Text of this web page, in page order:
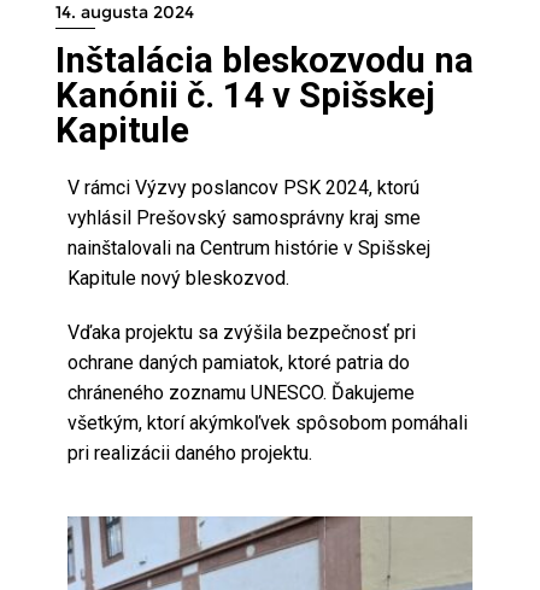
14. augusta 2024
Inštalácia bleskozvodu na
Kanónii č. 14 v Spišskej
Kapitule
V rámci Výzvy poslancov PSK 2024, ktorú
vyhlásil Prešovský samosprávny kraj sme
nainštalovali na Centrum histórie v Spišskej
Kapitule nový bleskozvod.
Vďaka projektu sa zvýšila bezpečnosť pri
ochrane daných pamiatok, ktoré patria do
chráneného zoznamu UNESCO. Ďakujeme
všetkým, ktorí akýmkoľvek spôsobom pomáhali
pri realizácii daného projektu.